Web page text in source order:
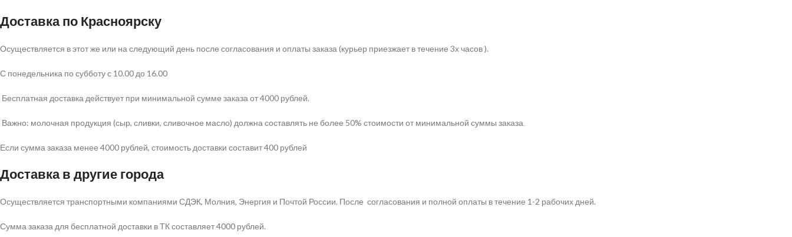
Доставка по Красноярску
Осуществляется в этот же или на следующий день после согласования и оплаты заказа (курьер приезжает в течение 3х часов ).
С понедельника по субботу с 10.00 до 16.00
Бесплатная доставка действует при минимальной сумме заказа от 4000 рублей.
Важно: молочная продукция (сыр, сливки, сливочное масло) должна составлять не более 50% стоимости от минимальной суммы заказа.
Если сумма заказа менее 4000 рублей, стоимость доставки составит 400 рублей
Доставка в другие города
Осуществляется транспортными компаниями СДЭК, Молния, Энергия и Почтой России. После согласования и полной оплаты в течение 1-2 рабочих дней.
Сумма заказа для бесплатной доставки в ТК составляет 4000 рублей.